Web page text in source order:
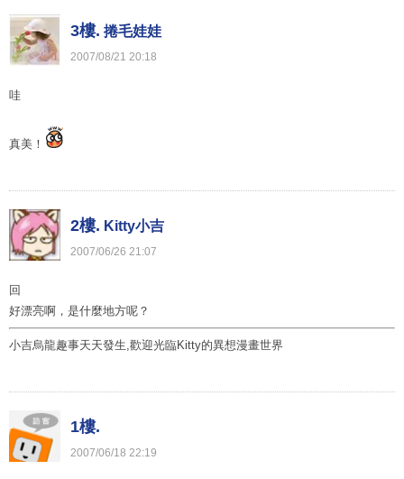
3樓. 捲毛娃娃
2007/08/21 20:18
哇
真美！
2樓. Kitty小吉
2007/06/26 21:07
回
好漂亮啊，是什麼地方呢？
小吉烏龍趣事天天發生,歡迎光臨Kitty的異想漫畫世界
1樓.
2007/06/18 22:19